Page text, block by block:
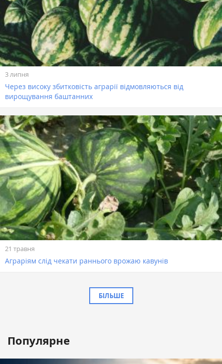
3 липня
Через високу збитковість аграрії відмовляються від
вирощування баштанних
21 травня
Аграріям слід чекати раннього врожаю кавунів
БІЛЬШЕ
Популярне